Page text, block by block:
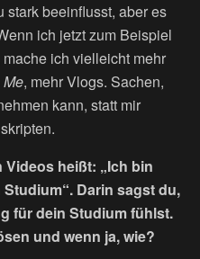
stark beeinflusst, aber es
ich jetzt zum Beispiel
ich vielleicht mehr
, mehr Vlogs. Sachen,
kann, statt mir
heißt: „Ich bin
Darin sagst du,
für dein Studium fühlst.
und wenn ja, wie?